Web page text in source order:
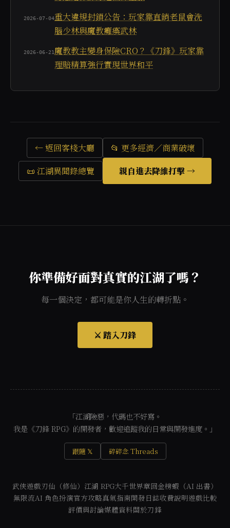
2026-07-04重大違規封鎖公告：玩家靠直銷老鼠會洗
腦少林與魔教癱瘓武林
2026-06-21 魔教教主變身保險CRO？《刀鋒》玩家靠
理賠精算強行實現世界和平
← 返回客棧大廳
📂 更多經濟／商業破壞
📜 江湖異聞錄總覽
親自進去降維打擊 →
你準備好面對真實的江湖了嗎？
每一個決定，都可能是你人生的轉折點。
⚔️ 踏入刀鋒
「江湖險惡，代碼也不好寫。
我是《刀鋒 RPG》的開發者，歡迎追蹤我的日常與開發進度。」
跟隨 𝕏 碎碎念 Threads
武俠遊戲刃仙（修仙） 江湖 RPG大千世界章回金榜蝦（AI 出書）
無限流AI 角色扮演官方攻略真氣指南開發日誌收費說明遊戲比較
評價與討論媒體資料關於刀鋒